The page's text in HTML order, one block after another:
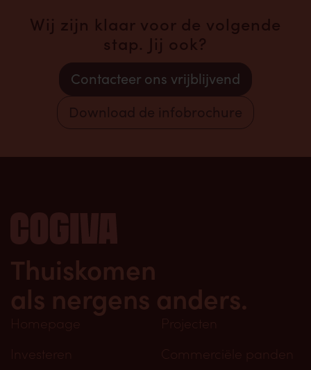
Wij zijn klaar voor de volgende
stap. Jij ook?
Contacteer ons vrijblijvend
Download de infobrochure
Thuiskomen
als nergens anders.
Homepage
Projecten
Investeren
Commerciële panden